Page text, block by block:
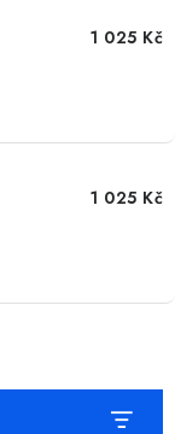
1 025 Kč
1 025 Kč